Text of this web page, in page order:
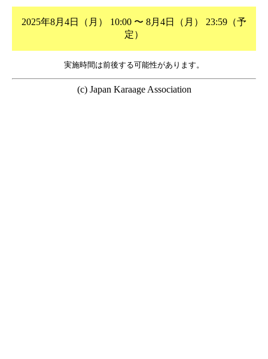
2025年8月4日（月） 10:00 〜 8月4日（月） 23:59（予
定）
実施時間は前後する可能性があります。
(c) Japan Karaage Association